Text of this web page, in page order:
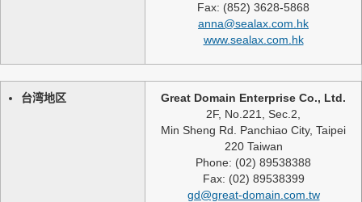
Fax: (852) 3628-5868
anna@sealax.com.hk
www.sealax.com.hk
台湾地区
Great Domain Enterprise Co., Ltd.
2F, No.221, Sec.2,
Min Sheng Rd. Panchiao City, Taipei
220 Taiwan
Phone: (02) 89538388
Fax: (02) 89538399
gd@great-domain.com.tw